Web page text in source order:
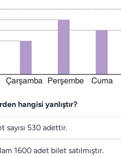
hangisi yanlıştır?
sayısı 530 adettir.
1600 adet bilet satılmıştır.